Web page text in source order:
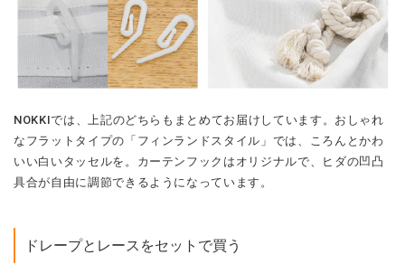
NOKKIでは、上記のどちらもまとめてお届けしています。おしゃれ
なフラットタイプの「フィンランドスタイル」では、ころんとかわ
いい白いタッセルを。カーテンフックはオリジナルで、ヒダの凹凸
具合が自由に調節できるようになっています。
ドレープとレースをセットで買う